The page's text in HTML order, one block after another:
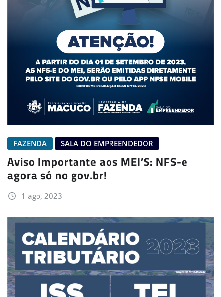
FAZENDA SALA DO EMPREENDEDOR
Aviso Importante aos MEI’S: NFS-e
agora só no gov.br!
1 ago, 2023